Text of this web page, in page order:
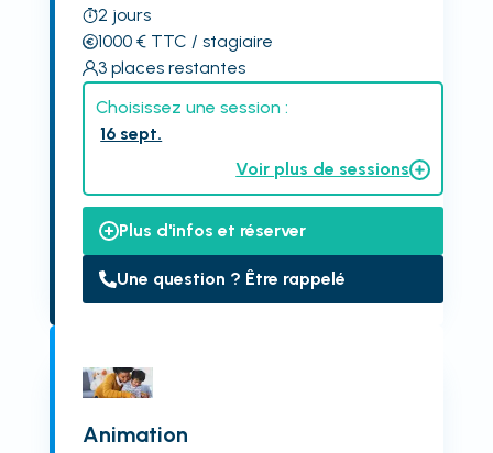
2 jours
1000€ TTC / stagiaire
3 places restantes
Choisissez une session :
16 sept.
Voir plus de sessions
Plus d'infos et réserver
Une question ? Être rappelé
Animation